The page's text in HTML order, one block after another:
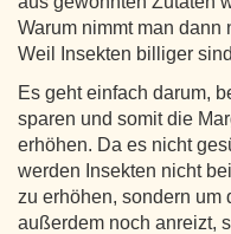
Warum nimmt man
Weil Insekten billiger
Es geht einfach darum,
sparen und somit die
erhöhen. Da es nicht
werden Insekten nicht
zu erhöhen, sondern um
außerdem noch anreizt,